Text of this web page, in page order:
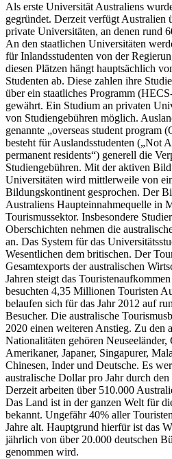
Als erste Universität Australiens
gegründet. Derzeit verfügt Australien
private Universitäten, an denen rund
An den staatlichen Universitäten
für Inlandsstudenten von der
diesen Plätzen hängt hauptsächlich
Studenten ab. Diese zahlen ihre
über ein staatliches Programm
gewährt. Ein Studium an privaten
von Studiengebühren möglich.
genannte „overseas student program
besteht für Auslandsstudenten („Not
permanent residents“) generell die
Studiengebühren. Mit der aktiven
Universitäten wird mittlerweile von
Bildungskontinent gesprochen. Der
Australiens Haupteinnahmequelle in
Tourismussektor. Insbesondere
Oberschichten nehmen die
an. Das System für das
Wesentlichen dem britischen. Der
Gesamtexports der australischen
Jahren steigt das
besuchten 4,35 Millionen Touristen
belaufen sich für das Jahr 2012 auf
Besucher. Die australische
2020 einen weiteren Anstieg. Zu den
Nationalitäten gehören
Amerikaner, Japaner, Singapurer,
Chinesen, Inder und Deutsche. Es
australische Dollar pro Jahr durch
Derzeit arbeiten über 510.000
Das Land ist in der ganzen Welt für
bekannt. Ungefähr 40% aller
Jahre alt. Hauptgrund hierfür ist das
jährlich von über 20.000 deutschen
genommen wird.